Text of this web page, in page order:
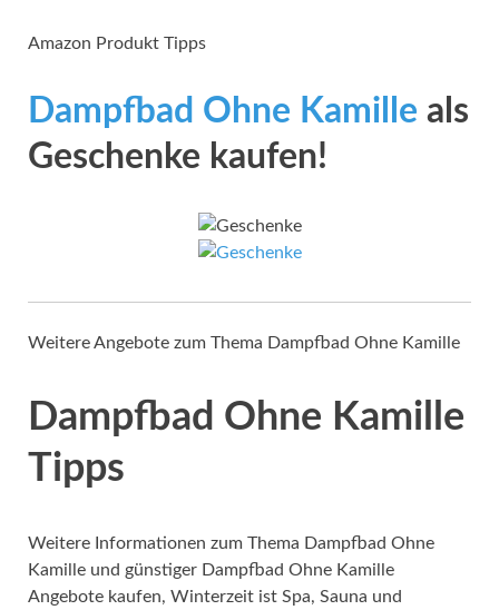
Amazon Produkt Tipps
Dampfbad Ohne Kamille als
Geschenke kaufen!
Weitere Angebote zum Thema Dampfbad Ohne Kamille
Dampfbad Ohne Kamille
Tipps
Weitere Informationen zum Thema Dampfbad Ohne
Kamille und günstiger Dampfbad Ohne Kamille
Angebote kaufen, Winterzeit ist Spa, Sauna und